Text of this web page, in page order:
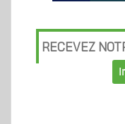
RECEVEZ